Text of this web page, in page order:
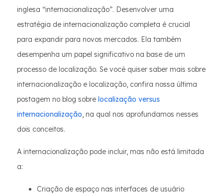
inglesa “internacionalização”. Desenvolver uma
estratégia de internacionalização completa é crucial
para expandir para novos mercados. Ela também
desempenha um papel significativo na base de um
processo de localização. Se você quiser saber mais sobre
internacionalização e localização, confira nossa última
postagem no blog sobre localização versus
internacionalização, na qual nos aprofundamos nesses
dois conceitos.
A internacionalização pode incluir, mas não está limitada
a:
Criação de espaço nas interfaces de usuário